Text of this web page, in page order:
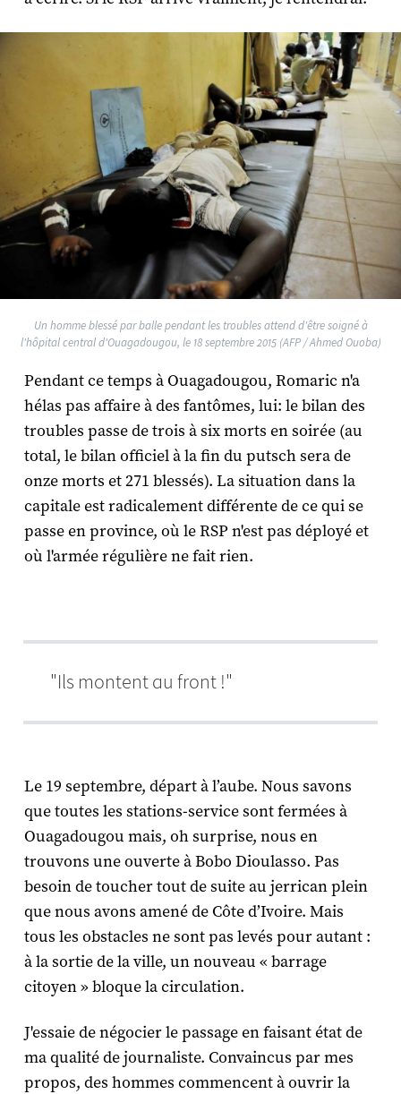
Un homme blessé par balle pendant les troubles attend d'être soigné à
l'hôpital central d'Ouagadougou, le 18 septembre 2015 (AFP / Ahmed Ouoba)
Pendant ce temps à Ouagadougou, Romaric n'a
hélas pas affaire à des fantômes, lui: le bilan des
troubles passe de trois à six morts en soirée (au
total, le bilan officiel à la fin du putsch sera de
onze morts et 271 blessés). La situation dans la
capitale est radicalement différente de ce qui se
passe en province, où le RSP n'est pas déployé et
où l'armée régulière ne fait rien.
"Ils montent au front !"
Le 19 septembre, départ à l’aube. Nous savons
que toutes les stations-service sont fermées à
Ouagadougou mais, oh surprise, nous en
trouvons une ouverte à Bobo Dioulasso. Pas
besoin de toucher tout de suite au jerrican plein
que nous avons amené de Côte d’Ivoire. Mais
tous les obstacles ne sont pas levés pour autant :
à la sortie de la ville, un nouveau « barrage
citoyen » bloque la circulation.
J'essaie de négocier le passage en faisant état de
ma qualité de journaliste. Convaincus par mes
propos, des hommes commencent à ouvrir la